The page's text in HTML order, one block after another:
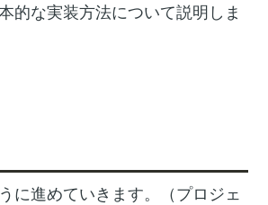
的な実装方法について説明しま
に進めていきます。（プロジェ